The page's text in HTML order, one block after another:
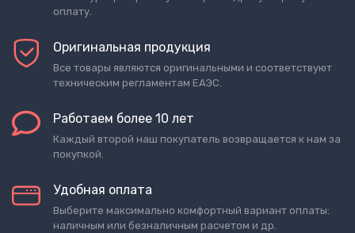
оплату.
Оригинальная продукция
Все товары являются оригинальными и соответствуют
техническим регламентам ЕАЭС.
Работаем более 10 лет
Каждый второй наш покупатель возвращается к нам за
покупкой.
Удобная оплата
Выберите максимально комфортный вариант оплаты:
наличным или безналичным расчетом и др.